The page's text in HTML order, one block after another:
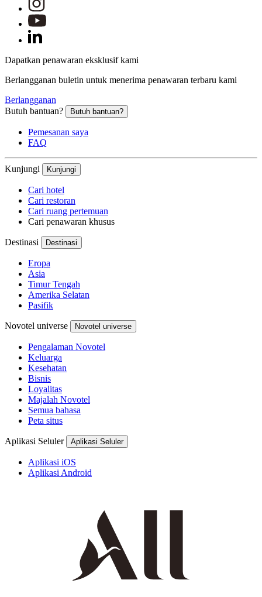
Dapatkan penawaran eksklusif kami
Berlangganan buletin untuk menerima penawaran terbaru kami
Berlangganan
Butuh bantuan?
Butuh bantuan?
Pemesanan saya
FAQ
Kunjungi Kunjungi
Cari hotel
Cari restoran
Cari ruang pertemuan
Cari penawaran khusus
Destinasi Destinasi
Eropa
Asia
Timur Tengah
Amerika Selatan
Pasifik
Novotel universe Novotel universe
Pengalaman Novotel
Keluarga
Kesehatan
Bisnis
Loyalitas
Majalah Novotel
Semua bahasa
Peta situs
Aplikasi Seluler Aplikasi Seluler
Aplikasi iOS
Aplikasi Android